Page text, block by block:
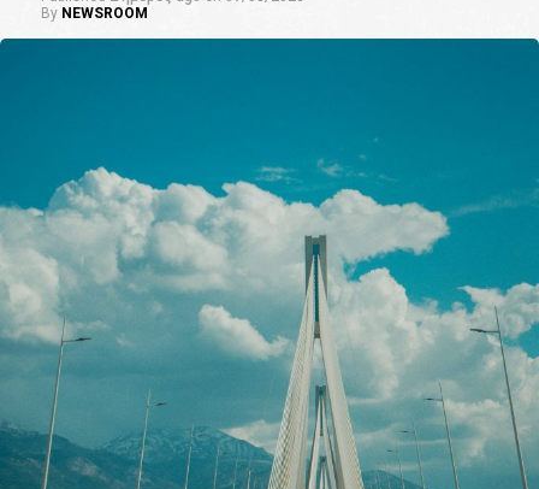
By NEWSROOM